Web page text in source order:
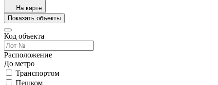
На карте
Показать объекты
Код объекта
Расположение
До метро
Транспортом
Пешком